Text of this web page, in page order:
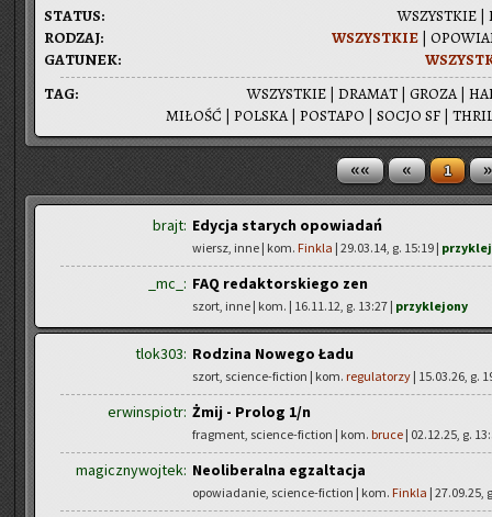
WSZYST­KIE |
WSZYST­KIE |
STA­TUS:
RO­DZAJ:
GA­TU­NEK:
WSZYST­KIE | DRA­MAT | GROZA|
MI­ŁOŚĆ | POL­SKA| PO­STA­PO | SOCJO SF |
TAG:
«« « 1 »
brajt: Edycja starych opowiadań
wiersz, inne | kom. Finkla | 29.03.14, g. 15:19 |
_mc_: FAQ redaktorskiego zen
szort, inne | kom. | 16.11.12, g. 13:27 | przyklejony
tlok303: Rodzina Nowego Ładu
szort, science-fiction | kom. regulatorzy | 15.03.26, g.
erwinspiotr: Żmij - Prolog 1/n
fragment, science-fiction | kom. bruce | 02.12.25, g.
magicznywojtek: Neoliberalna egzaltacja
opowiadanie, science-fiction | kom. Finkla | 27.09.25,